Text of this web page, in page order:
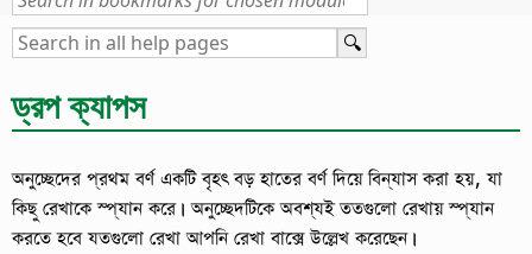
ড্রপ ক্যাপস
অনুচ্ছেদের প্রথম বর্ণ একটি বৃহৎ বড় হাতের বর্ণ দিয়ে বিন্যাস করা হয়, যা
কিছু রেখাকে স্প্যান করে। অনুচ্ছেদটিকে অবশ্যই ততগুলো রেখায় স্প্যান
করতে হবে যতগুলো রেখা আপনি রেখা বাক্সে উল্লেখ করেছেন।